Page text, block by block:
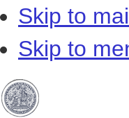
Skip to
Skip to